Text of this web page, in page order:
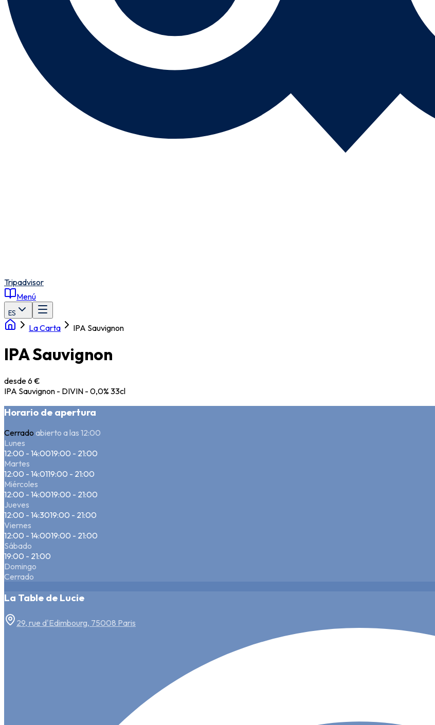
Tripadvisor
Menú
ES
La Carta IPA Sauvignon
IPA Sauvignon
desde 6 €
IPA Sauvignon - DIVIN - 0,0% 33cl
Horario de apertura
Cerrado abierto a las 12:00
Lunes
12:00 - 14:0019:00 - 21:00
Martes
12:00 - 14:0119:00 - 21:00
Miércoles
12:00 - 14:0019:00 - 21:00
Jueves
12:00 - 14:3019:00 - 21:00
Viernes
12:00 - 14:0019:00 - 21:00
Sábado
19:00 - 21:00
Domingo
Cerrado
La Table de Lucie
29, rue d'Edimbourg, 75008 Paris